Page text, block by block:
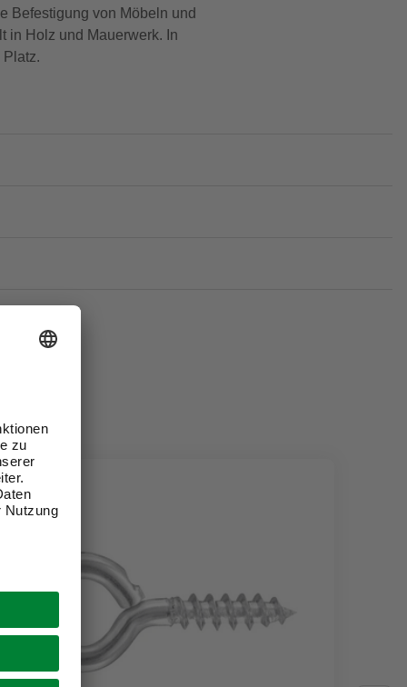
Befestigung von Möbeln und
in Holz und Mauerwerk. In